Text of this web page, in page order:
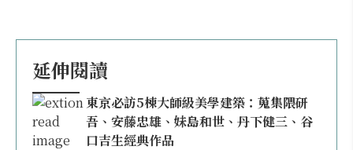
延伸閱讀
東京必訪5棟大師級美學建築：蒐集隈研
吾、安藤忠雄、妹島和世、丹下健三、谷
口吉生經典作品